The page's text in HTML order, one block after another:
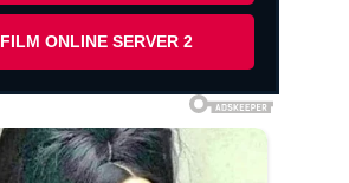
FILM ONLINE SERVER 2